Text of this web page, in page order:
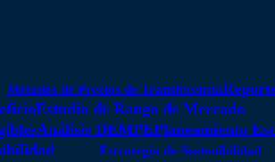
Métodos de Precios de Transferencia
Estudio de Rango de Mercado
Análisis DEMPEPlaneamiento
Estrategia de Sostenibilidad